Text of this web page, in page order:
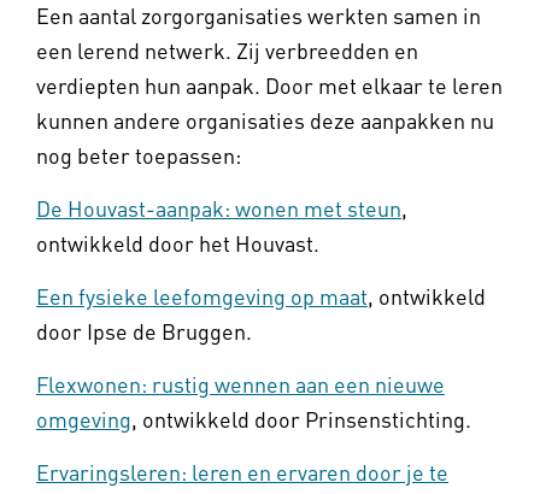
Een aantal zorgorganisaties werkten samen in
een lerend netwerk. Zij verbreedden en
verdiepten hun aanpak. Door met elkaar te leren
kunnen andere organisaties deze aanpakken nu
nog beter toepassen:
De Houvast-aanpak: wonen met steun,
ontwikkeld door het Houvast.
Een fysieke leefomgeving op maat, ontwikkeld
door Ipse de Bruggen.
Flexwonen: rustig wennen aan een nieuwe
omgeving, ontwikkeld door Prinsenstichting.
Ervaringsleren: leren en ervaren door je te